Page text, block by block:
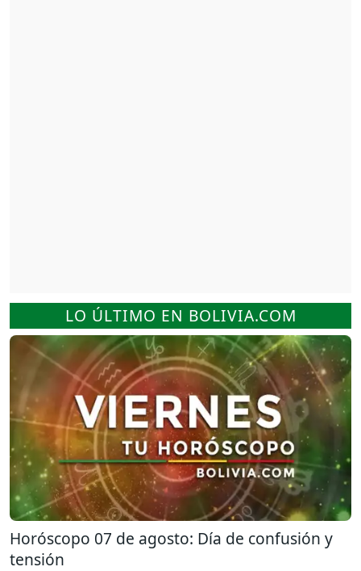
LO ÚLTIMO EN BOLIVIA.COM
Horóscopo 07 de agosto: Día de confusión y
tensión